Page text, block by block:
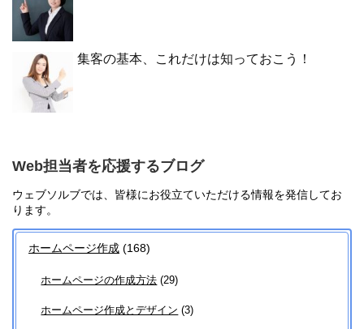
集客の基本、これだけは知っておこう！
Web担当者を応援するブログ
ウェブソルブでは、皆様にお役立ていただける情報を発信してお
ります。
ホームページ作成 (168)
ホームページの作成方法 (29)
ホームページ作成とデザイン (3)